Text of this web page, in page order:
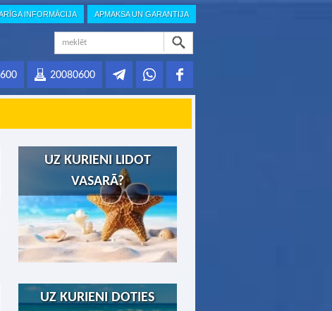
INFORMĀCIJA APMAKSA UN GARANTIJA
20080600
UZ KURIENI LIDOT
VASARĀ?
UZ KURIENI DOTIES